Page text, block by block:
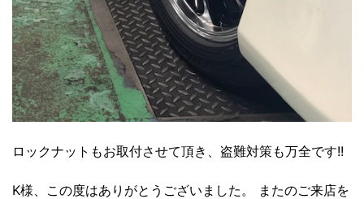
ロックナットもお取付させて頂き、盗難対策も万全です!!
K様、この度はありがとうございました。 またのご来店を